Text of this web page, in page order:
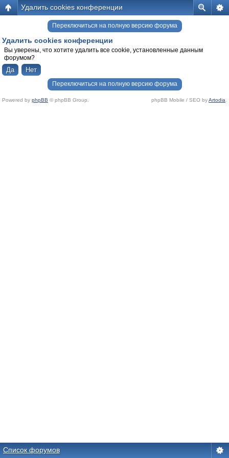
Удалить cookies конференции
Переключиться на полную версию форума
Удалить cookies конференции
Вы уверены, что хотите удалить все cookie, установленные данным
форумом?
Переключиться на полную версию форума
Powered by phpBB © phpBB Group. phpBB Mobile / SEO byArtodia
Список форумов